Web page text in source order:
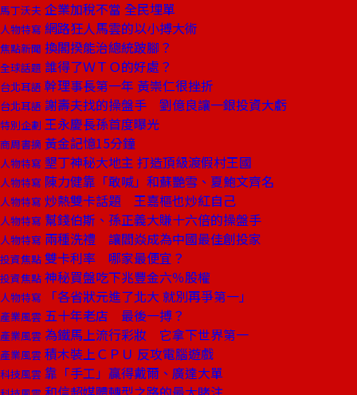
馬丁沃夫 企業加稅不當 全民埋單
人物特寫 網路狂人馬雲的以小搏大術
焦點新聞 換閣揆能治總統跛腳？
全球話題 誰得了ＷＴＯ的好處？
台北耳語 幹理事長第一年 黃崇仁很挫折
台北耳語 謝壽夫找的操盤手 劉億良讓一銀投資大虧
特別企劃 王永慶長孫首度曝光
商周書摘 黃金記憶15分鐘
人物特寫 墾丁神秘大地主 打造頂級渡假村王國
人物特寫 陳力健靠「敢喊」和蘇艷雪、夏鮑文齊名
人物特寫 炒熱雙卡話題 王嘉樞也炒紅自己
人物特寫 幫錢伯斯、孫正義大賺十六倍的操盤手
人物特寫 兩種洗禮 讓閻焱成為中國最佳創投家
投資焦點 雙卡利率 哪家最便宜？
投資焦點 神秘買盤吃下兆豐金六％股權
人物特寫 「各省狀元進了北大 就別再爭第一」
產業風雲 五十年老店 最後一搏？
產業風雲 為鐵馬上流行彩妝 它拿下世界第一
產業風雲 積木裝上ＣＰＵ 反攻電腦遊戲
科技風雲 靠「手工」贏得戴爾、廣達大單